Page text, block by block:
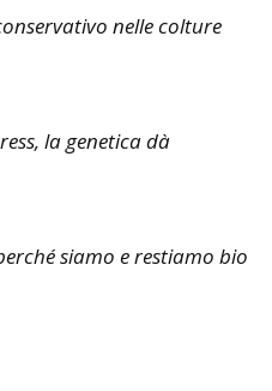
nelle colture
la genetica dà
siamo e restiamo bio